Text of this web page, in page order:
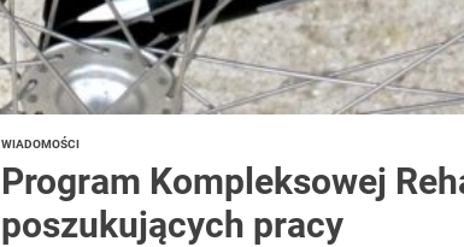
WIADOMOŚCI
Program Kompleksowej
poszukujących pracy